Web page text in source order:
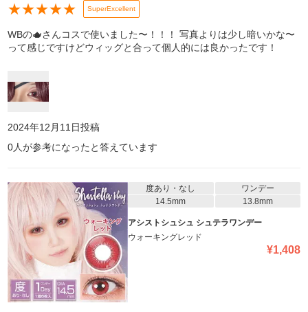
★★★★★ SuperExcellent
WBの🫖さんコスで使いました〜！！！ 写真よりは少し暗いかな〜
って感じですけどウィッグと合って個人的には良かったです！
2024年12月11日投稿
0人が参考になったと答えています
度あり・なし
ワンデー
14.5mm
13.8mm
アシストシュシュ シュテラワンデー
ウォーキングレッド
¥1,408